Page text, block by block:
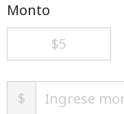
Monto
⁦$5⁩
$